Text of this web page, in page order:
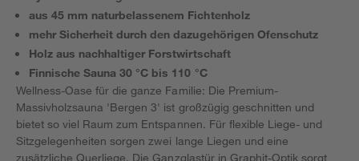
aus 45 mm naturbelassenem Fichtenholz
mehr Sicherheit durch den dazugehörigen Ofenschutz
Holz aus nachhaltiger Forstwirtschaft
Finnische Sauna 30 °C bis 110 °C
Wellness-Oase für die ganze Familie: Die Premium-
Massivholzsauna 'Bergen 3' ist großzügig geschnitten und
bietet so viel Raum zum Entspannen. Für flexible Liege- und
Sitzgelegenheiten sorgen zwei lange Liegen und eine
zusätzliche Querliege. Die Ganzglastür in Graphit-Optik sorgt